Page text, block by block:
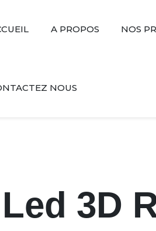
A PROPOS NOS
NOUS
3D